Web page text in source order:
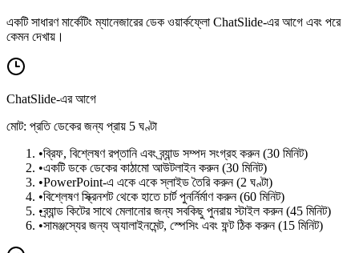
একটি সাধারণ মার্কেটিং ম্যানেজারের ডেক ওয়ার্কফ্লো ChatSlide-এর আগে এবং পরে
কেমন দেখায়।
ChatSlide-এর আগে
মোট: প্রতি ডেকের জন্য প্রায় 5 ঘণ্টা
•ব্রিফ, বিশ্লেষণ রপ্তানি এবং ব্র্যান্ড সম্পদ সংগ্রহ করুন (30 মিনিট)
•একটি ডকে ডেকের কাঠামো আউটলাইন করুন (30 মিনিট)
•PowerPoint-এ একে একে স্লাইড তৈরি করুন (2 ঘণ্টা)
•বিশ্লেষণ স্ক্রিনশট থেকে হাতে চার্ট পুনর্নির্মাণ করুন (60 মিনিট)
•ব্র্যান্ড কিটের সাথে মেলানোর জন্য সবকিছু পুনরায় স্টাইল করুন (45 মিনিট)
•সামঞ্জস্যের জন্য অ্যালাইনমেন্ট, স্পেসিং এবং ফন্ট ঠিক করুন (15 মিনিট)